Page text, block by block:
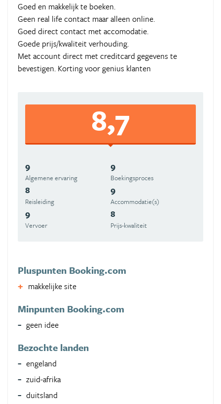
Goed en makkelijk te boeken.
Geen real life contact maar alleen online.
Goed direct contact met accomodatie.
Goede prijs/kwaliteit verhouding.
Met account direct met creditcard gegevens te
bevestigen. Korting voor genius klanten
8,7
9
Algemene ervaring
9
Boekingsproces
8
Reisleiding
9
Accommodatie(s)
9
Vervoer
8
Prijs-kwaliteit
Pluspunten Booking.com
makkelijke site
Minpunten Booking.com
geen idee
Bezochte landen
engeland
zuid-afrika
duitsland